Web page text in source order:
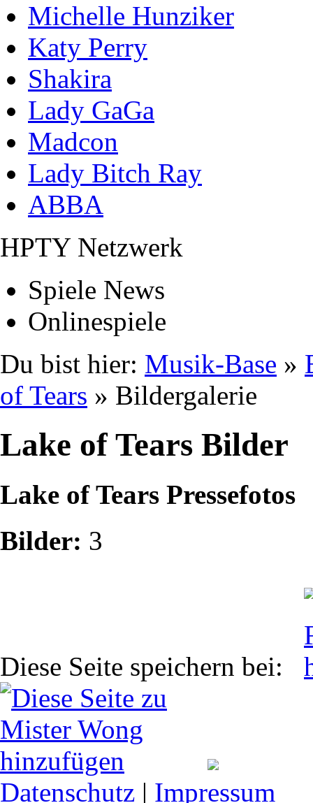
Michelle Hunziker
Katy Perry
Shakira
Lady GaGa
Madcon
Lady Bitch Ray
ABBA
HPTY Netzwerk
Spiele News
Onlinespiele
Du bist hier: Musik-Base »
of Tears » Bildergalerie
Lake of Tears Bilder
Lake of Tears Pressefotos
Bilder: 3
Diese Seite speichern bei:
Datenschutz | Impressum